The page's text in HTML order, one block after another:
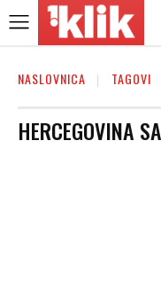
NASLOVNICA TAGOVI
HERCEGOVINA